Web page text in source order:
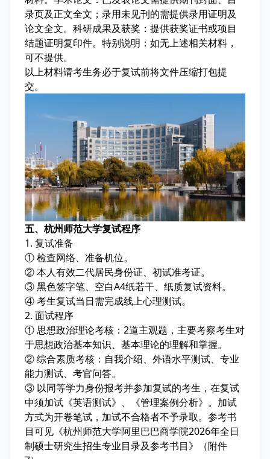
录页及正文全文；录用未见刊的需提供录用证明及
论文全文。科研成果及获奖：提供获奖证书或项目
结题证明复印件。特别说明：如无上述相关材料，
可不提供。
以上材料请考生务必于复试前将文件压缩打包提
交。
五、杭州师范大学复试程序
1. 复试准备
① 检查网络、准备机位。
② 本人有效二代居民身份证、初试准考证。
③ 黑色签字笔、空白A4纸若干、纸质复试资料。
④ 考生复试当日需完成线上心理测试。
2. 面试程序
① 思想政治理论考核：2道主观题，主要考察考生对
于思想政治基本知识、基本理论的理解和掌握。
② 综合素质考核：自我介绍、外语水平测试、专业
能力测试、考官问答。
③ 以同等学力身份报考并参加复试的考生，在复试
中须加试《英语测试》、《管理案例分析》。加试
方式为开卷笔试，加试不合格者不予录取。参考书
目可见《杭州师范大学阿里巴巴商学院2026年全日
制硕士研究生招生专业目录及参考书目》（附件